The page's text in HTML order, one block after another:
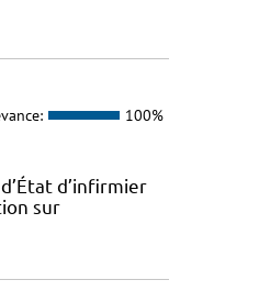
100%
d’infirmier
sur